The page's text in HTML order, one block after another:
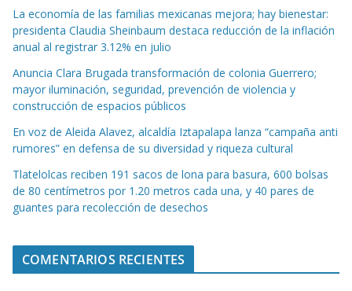
La economía de las familias mexicanas mejora; hay bienestar:
presidenta Claudia Sheinbaum destaca reducción de la inflación
anual al registrar 3.12% en julio
Anuncia Clara Brugada transformación de colonia Guerrero;
mayor iluminación, seguridad, prevención de violencia y
construcción de espacios públicos
En voz de Aleida Alavez, alcaldía Iztapalapa lanza “campaña anti
rumores” en defensa de su diversidad y riqueza cultural
Tlatelolcas reciben 191 sacos de lona para basura, 600 bolsas
de 80 centímetros por 1.20 metros cada una, y 40 pares de
guantes para recolección de desechos
COMENTARIOS RECIENTES